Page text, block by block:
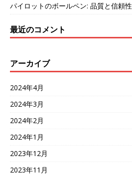
パイロットのボールペン: 品質と信頼性
最近のコメント
アーカイブ
2024年4月
2024年3月
2024年2月
2024年1月
2023年12月
2023年11月